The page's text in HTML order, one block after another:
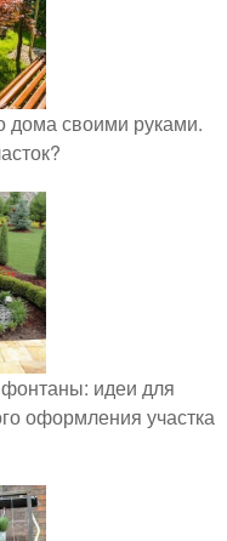
дома своими руками.
идеи для
оформления участка